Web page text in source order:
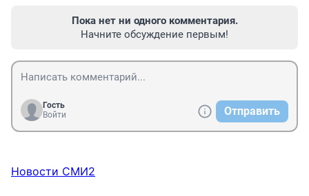
Пока нет ни одного комментария.
Начните обсуждение первым!
Гость
Войти
Отправить
Новости СМИ2